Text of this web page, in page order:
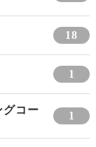
18
1
グコー
1